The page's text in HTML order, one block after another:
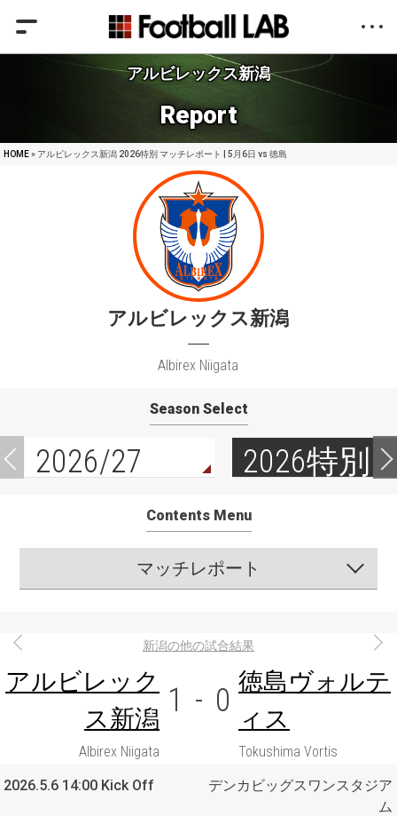
アルビレックス新潟
Report
HOME» アルビレックス新潟 2026特別 マッチレポート | 5月6日 vs 徳島
アルビレックス新潟
Albirex Niigata
Season Select
2026/27 2026特別
Contents Menu
マッチレポート
新潟の他の試合結果
アルビレック
ス新潟 1 - 0
徳島ヴォルテ
ィス
Albirex Niigata
Tokushima Vortis
2026.5.6 14:00 Kick Off
デンカビッグスワンスタジア
ム